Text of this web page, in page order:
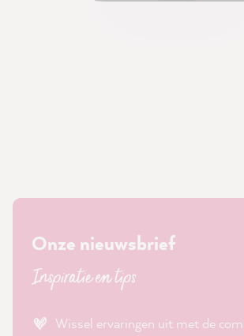
Onze nieuwsbrief
Inspiratie en tips
Wissel ervaringen uit met de